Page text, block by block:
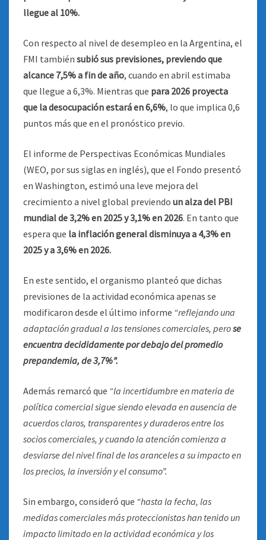
llegue al 10%.
Con respecto al nivel de desempleo en la Argentina, el
FMI también subió sus previsiones, previendo que
alcance 7,5% a fin de año, cuando en abril estimaba
que llegue a 6,3%. Mientras que para 2026 proyecta
que la desocupación estará en 6,6%, lo que implica 0,6
puntos más que en el pronóstico previo.
El informe de Perspectivas Económicas Mundiales
(WEO, por sus siglas en inglés), que el Fondo presentó
en Washington, estimó una leve mejora del
crecimiento a nivel global previendo un alza del PBI
mundial de 3,2% en 2025 y 3,1% en 2026. En tanto que
espera que la inflación general disminuya a 4,3% en
2025 y a 3,6% en 2026.
En este sentido, el organismo planteó que dichas
previsiones de la actividad económica apenas se
modificaron desde el último informe “reflejando una
adaptación gradual a las tensiones comerciales, perose
encuentra decididamente por debajo del promedio
prepandemia, de 3,7%”.
Además remarcó que “la incertidumbre en materia de
política comercial sigue siendo elevada en ausencia de
acuerdos claros, transparentes y duraderos entre los
socios comerciales, y cuando la atención comienza a
desviarse del nivel final de los aranceles a su impacto en
los precios, la inversión y el consumo”.
Sin embargo, consideró que “hasta la fecha, las
medidas comerciales más proteccionistas han tenido un
impacto limitado en la actividad económica y los